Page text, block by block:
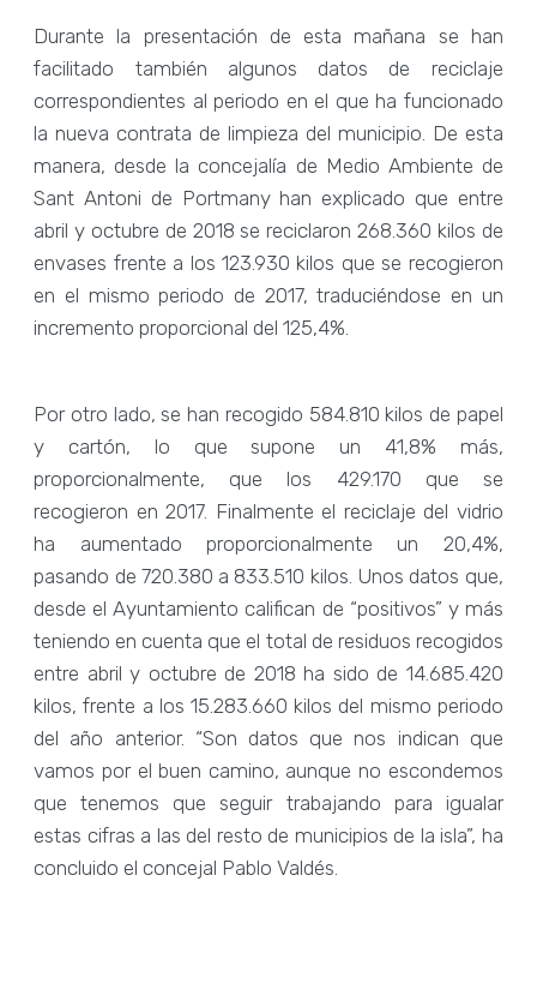
Durante la presentación de esta mañana se han
facilitado también algunos datos de reciclaje
correspondientes al periodo en el que ha funcionado
la nueva contrata de limpieza del municipio. De esta
manera, desde la concejalía de Medio Ambiente de
Sant Antoni de Portmany han explicado que entre
abril y octubre de 2018 se reciclaron 268.360 kilos de
envases frente a los 123.930 kilos que se recogieron
en el mismo periodo de 2017, traduciéndose en un
incremento proporcional del 125,4%.
Por otro lado, se han recogido 584.810 kilos de papel
y cartón, lo que supone un 41,8% más,
proporcionalmente, que los 429.170 que se
recogieron en 2017. Finalmente el reciclaje del vidrio
ha aumentado proporcionalmente un 20,4%,
pasando de 720.380 a 833.510 kilos. Unos datos que,
desde el Ayuntamiento califican de “positivos” y más
teniendo en cuenta que el total de residuos recogidos
entre abril y octubre de 2018 ha sido de 14.685.420
kilos, frente a los 15.283.660 kilos del mismo periodo
del año anterior. “Son datos que nos indican que
vamos por el buen camino, aunque no escondemos
que tenemos que seguir trabajando para igualar
estas cifras a las del resto de municipios de la isla”, ha
concluido el concejal Pablo Valdés.